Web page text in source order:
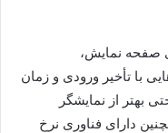
صفحه نمایش،
با تأخیر ورودی و زمان
بهتر از نمایشگر
دارای فناوری نرخ